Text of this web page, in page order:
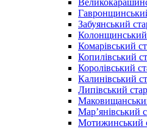
Забуянський
Колонщинський
Комарівський
Копилівський
Королівський
Калинівський
Липівський
Мар’янівський
Мотижинський